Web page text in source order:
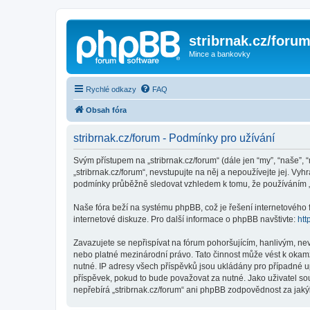
stribrnak.cz/forum
Mince a bankovky
Rychlé odkazy FAQ
Obsah fóra
stribrnak.cz/forum - Podmínky pro užívání
Svým přístupem na „stribrnak.cz/forum“ (dále jen “my”,
„stribrnak.cz/forum“, nevstupujte na něj a nepoužívejte jej.
podmínky průběžně sledovat vzhledem k tomu, že používáním
Naše fóra beží na systému phpBB, což je řešení internetového
internetové diskuze. Pro další informace o phpBB navštivte:
Zavazujete se nepřispívat na fórum pohoršujícím, hanlivým,
nebo platné mezinárodní právo. Tato činnost může vést k
nutné. IP adresy všech příspěvků jsou ukládány pro případné
příspěvek, pokud to bude považovat za nutné. Jako uživatel
nepřebírá „stribrnak.cz/forum“ ani phpBB zodpovědnost za